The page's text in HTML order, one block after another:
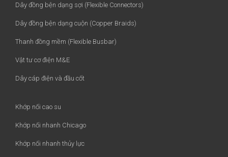
Dây đồng bện dạng sợi (Flexible Connectors)
Dây đồng bện dạng cuộn (Copper Braids)
Thanh đồng mềm (Flexible Busbar)
Vật tư cơ điện M&E
Dây cáp điện và đầu cốt
Khớp nối cao su
Khớp nối nhanh Chicago
Khớp nối nhanh thủy lực